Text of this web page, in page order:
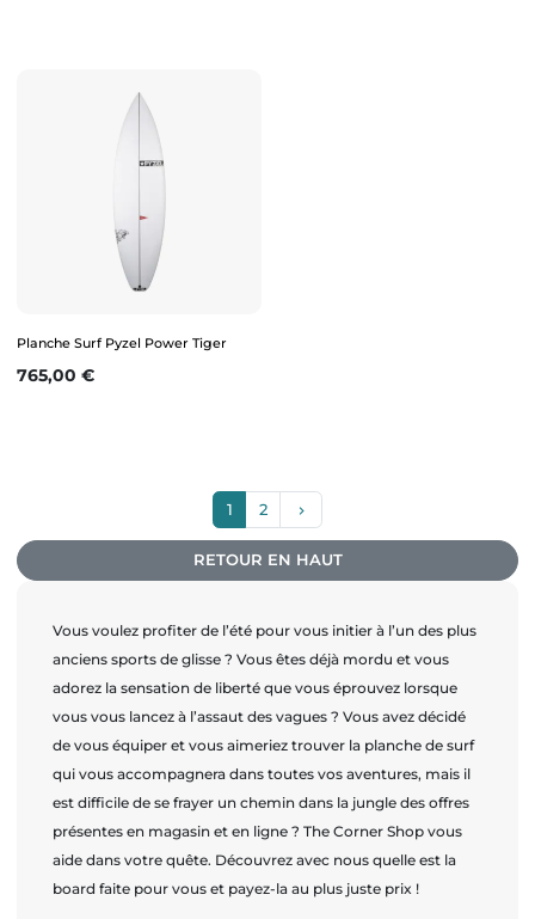
Planche Surf Pyzel Power Tiger
Prix
765,00 €
1 2 keyboard_arrow_right
RETOUR EN HAUT
Vous voulez profiter de l’été pour vous initier à l’un des plus
anciens sports de glisse ? Vous êtes déjà mordu et vous
adorez la sensation de liberté que vous éprouvez lorsque
vous vous lancez à l’assaut des vagues ? Vous avez décidé
de vous équiper et vous aimeriez trouver la planche de surf
qui vous accompagnera dans toutes vos aventures, mais il
est difficile de se frayer un chemin dans la jungle des offres
présentes en magasin et en ligne ? The Corner Shop vous
aide dans votre quête. Découvrez avec nous quelle est la
board faite pour vous et payez-la au plus juste prix !